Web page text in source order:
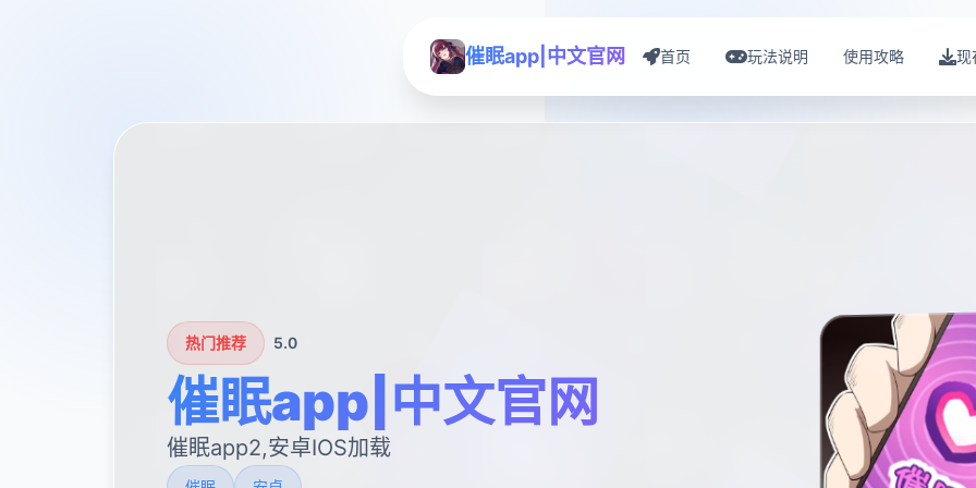
催眠app|中文官网 首页 玩法说明 使用攻略 现
热门推荐 5.0
催眠app|中文官网
催眠app2,安卓IOS加载